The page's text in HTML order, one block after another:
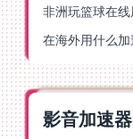
影音加速器